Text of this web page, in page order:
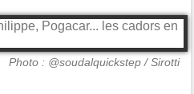
Photo : @soudalquickstep / Sirotti